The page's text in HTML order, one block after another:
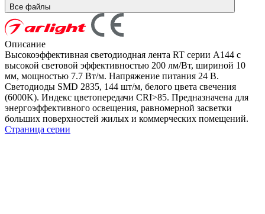
Все файлы
Описание
Высокоэффективная светодиодная лента RT серии A144 с
высокой световой эффективностью 200 лм/Вт, шириной 10
мм, мощностью 7.7 Вт/м. Напряжение питания 24 В.
Светодиоды SMD 2835, 144 шт/м, белого цвета свечения
(6000K). Индекс цветопередачи CRI>85. Предназначена для
энергоэффективного освещения, равномерной засветки
больших поверхностей жилых и коммерческих помещений.
Страница серии